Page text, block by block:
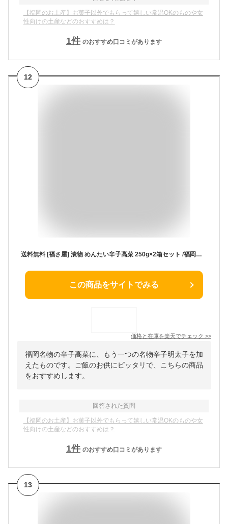
【福岡のお土産】お菓子以外でもらって嬉しい常温OKのものや女
性向けの土産などのおすすめは？
1件 のおすすめ口コミがあります
12
送料無料 [福さ屋] 漬物 めんたい辛子高菜 250g×2箱セット /福岡県 博多 辛子明太子 老舗 明太辛子高菜 おつけもの 漬物 おみやげ トッピング ご飯のお供
この商品をサイトでみる
価格と在庫を楽天でチェック >>
福岡名物の辛子高菜に、もう一つの名物辛子明太子を加
えたものです。ご飯のお供にピッタリで、こちらの商品
をおすすめします。
回答された質問
【福岡のお土産】お菓子以外でもらって嬉しい常温OKのものや女
性向けの土産などのおすすめは？
1件 のおすすめ口コミがあります
13